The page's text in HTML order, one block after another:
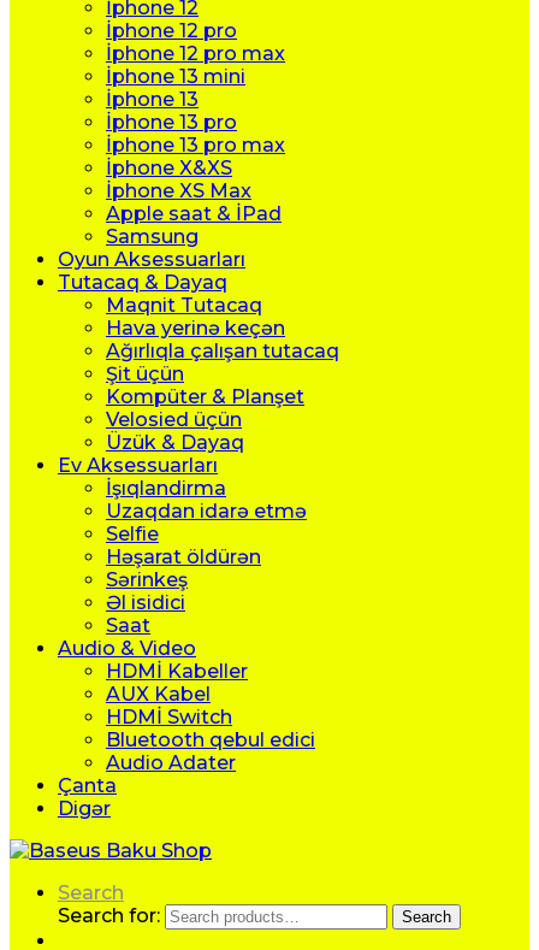
İphone 12
İphone 12 pro
İphone 12 pro max
İphone 13 mini
İphone 13
İphone 13 pro
İphone 13 pro max
İphone X&XS
İphone XS Max
Apple saat & İPad
Samsung
Oyun Aksessuarları
Tutacaq & Dayaq
Maqnit Tutacaq
Hava yerinə keçən
Ağırlıqla çalışan tutacaq
Şit üçün
Kompüter & Planşet
Velosied üçün
Üzük & Dayaq
Ev Aksessuarları
İşıqlandirma
Uzaqdan idarə etmə
Selfie
Həşarat öldürən
Sərinkeş
Əl isidici
Saat
Audio & Video
HDMİ Kabeller
AUX Kabel
HDMİ Switch
Bluetooth qebul edici
Audio Adater
Çanta
Digər
Search
Search for:
Search